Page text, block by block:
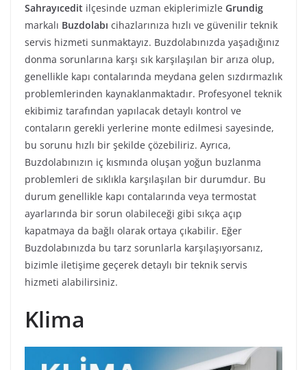
Sahrayıcedit ilçesinde uzman ekiplerimizle Grundig
markalı Buzdolabı cihazlarınıza hızlı ve güvenilir teknik
servis hizmeti sunmaktayız. Buzdolabınızda yaşadığınız
donma sorunlarına karşı sık karşılaşılan bir arıza olup,
genellikle kapı contalarında meydana gelen sızdırmazlık
problemlerinden kaynaklanmaktadır. Profesyonel teknik
ekibimiz tarafından yapılacak detaylı kontrol ve
contaların gerekli yerlerine monte edilmesi sayesinde,
bu sorunu hızlı bir şekilde çözebiliriz. Ayrıca,
Buzdolabınızın iç kısmında oluşan yoğun buzlanma
problemleri de sıklıkla karşılaşılan bir durumdur. Bu
durum genellikle kapı contalarında veya termostat
ayarlarında bir sorun olabileceği gibi sıkça açıp
kapatmaya da bağlı olarak ortaya çıkabilir. Eğer
Buzdolabınızda bu tarz sorunlarla karşılaşıyorsanız,
bizimle iletişime geçerek detaylı bir teknik servis
hizmeti alabilirsiniz.
Klima